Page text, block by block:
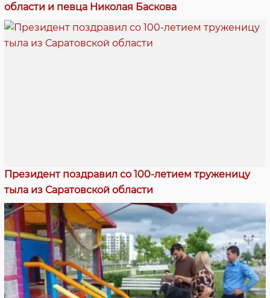
области и певца Николая Баскова
Президент поздравил со 100-летием труженицу
тыла из Саратовской области